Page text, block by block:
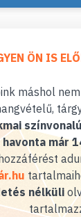
ÖN IS
máshol
színvonalú
havonta már
nélküli